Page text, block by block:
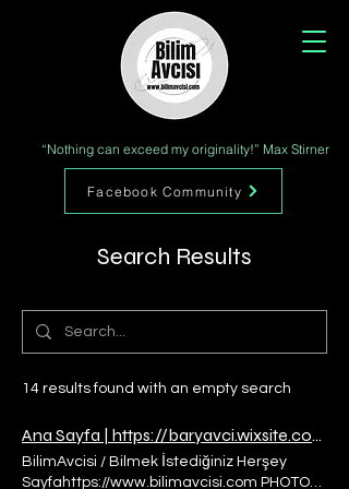
Facebook Community
“Nothing can exceed my originality!” Max Stirner
Search Results
14 results found with an empty search
Ana Sayfa | https://baryavci.wixsite.com/sitem-2/enhttps://static.wixstatic.com/media/4ddc81_a80a84c379bb4bbd985db136cd1cd8ee%7Emv2.jpgBilimAvcisi
BilimAvcisi / Bilmek İstediğiniz Herşey
Sayfahttps://www.bilimavcisi.com PHOTO